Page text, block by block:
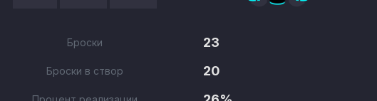
Броски
23
Броски в створ
20